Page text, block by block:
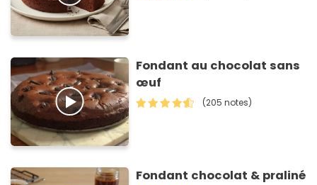
Fondant au chocolat sans
œuf
(205 notes)
Fondant chocolat & praliné